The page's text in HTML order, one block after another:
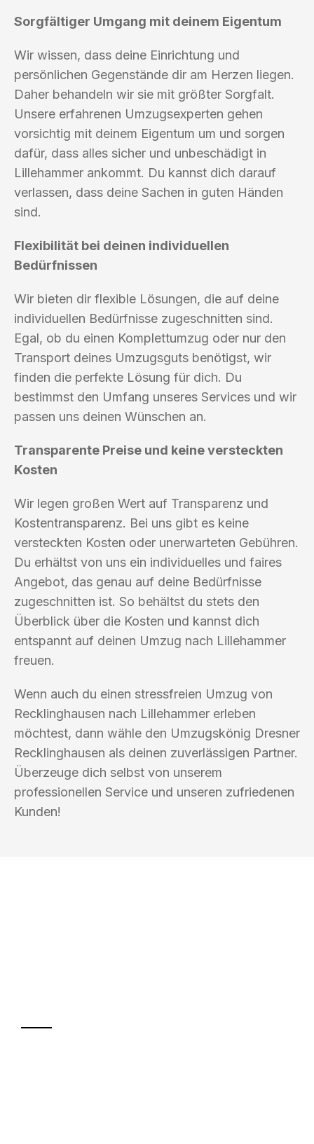
Sorgfältiger Umgang mit deinem Eigentum
Wir wissen, dass deine Einrichtung und
persönlichen Gegenstände dir am Herzen liegen.
Daher behandeln wir sie mit größter Sorgfalt.
Unsere erfahrenen Umzugsexperten gehen
vorsichtig mit deinem Eigentum um und sorgen
dafür, dass alles sicher und unbeschädigt in
Lillehammer ankommt. Du kannst dich darauf
verlassen, dass deine Sachen in guten Händen
sind.
Flexibilität bei deinen individuellen
Bedürfnissen
Wir bieten dir flexible Lösungen, die auf deine
individuellen Bedürfnisse zugeschnitten sind.
Egal, ob du einen Komplettumzug oder nur den
Transport deines Umzugsguts benötigst, wir
finden die perfekte Lösung für dich. Du
bestimmst den Umfang unseres Services und wir
passen uns deinen Wünschen an.
Transparente Preise und keine versteckten
Kosten
Wir legen großen Wert auf Transparenz und
Kostentransparenz. Bei uns gibt es keine
versteckten Kosten oder unerwarteten Gebühren.
Du erhältst von uns ein individuelles und faires
Angebot, das genau auf deine Bedürfnisse
zugeschnitten ist. So behältst du stets den
Überblick über die Kosten und kannst dich
entspannt auf deinen Umzug nach Lillehammer
freuen.
Wenn auch du einen stressfreien Umzug von
Recklinghausen nach Lillehammer erleben
möchtest, dann wähle den Umzugskönig Dresner
Recklinghausen als deinen zuverlässigen Partner.
Überzeuge dich selbst von unserem
professionellen Service und unseren zufriedenen
Kunden!